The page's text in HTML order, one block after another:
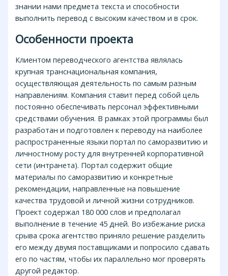
знании нами предмета текста и способности
выполнить перевод с высоким качеством и в срок.
Особенности проекта
Клиентом переводческого агентства являлась
крупная транснациональная компания,
осуществляющая деятельность по самым разным
направлениям. Компания ставит перед собой цель
постоянно обеспечивать персонал эффективными
средствами обучения. В рамках этой программы был
разработан и подготовлен к переводу на наиболее
распространенные языки портал по саморазвитию и
личностному росту для внутренней корпоративной
сети (интранета). Портал содержит общие
материалы по саморазвитию и конкретные
рекомендации, направленные на повышение
качества трудовой и личной жизни сотрудников.
Проект содержал 180 000 слов и предполагал
выполнение в течение 45 дней. Во избежание риска
срыва срока агентство приняло решение разделить
его между двумя поставщиками и попросило сдавать
его по частям, чтобы их параллельно мог проверять
другой редактор.